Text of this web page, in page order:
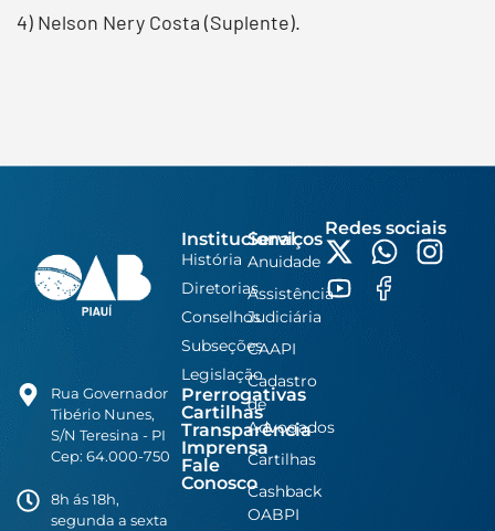
4) Nelson Nery Costa (Suplente).
Rua Governador
Tibério Nunes,
S/N Teresina - PI
Cep: 64.000-750
8h ás 18h,
segunda a sexta
Institucional
História
Diretorias
Conselhos
Subseções
Legislação
Prerrogativas
Cartilhas
Transparência
Imprensa
Fale
Conosco
Serviços
Anuidade
Assistência
Judiciária
CAAPI
Cadastro
de
Advogados
Cartilhas
Cashback
OABPI
Redes sociais